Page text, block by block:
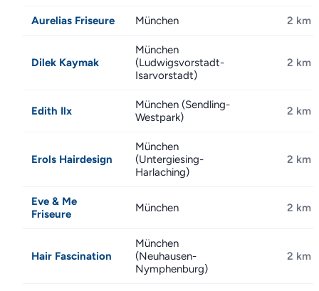
Aurelias Friseure München 2 km
Dilek Kaymak
München
(Ludwigsvorstadt-
Isarvorstadt)
2 km
Edith Ilx
München (Sendling-
Westpark)
2 km
Erols Hairdesign
München
(Untergiesing-
Harlaching)
2 km
Eve & Me
Friseure
München 2 km
Hair Fascination
München
(Neuhausen-
Nymphenburg)
2 km